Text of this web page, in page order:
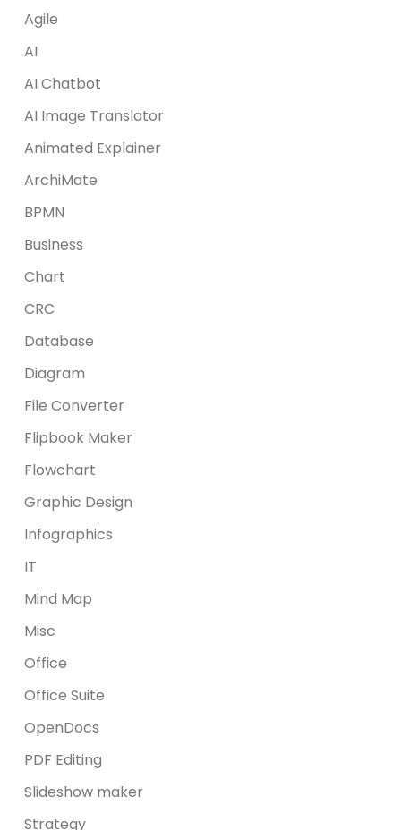
Agile
AI
AI Chatbot
AI Image Translator
Animated Explainer
ArchiMate
BPMN
Business
Chart
CRC
Database
Diagram
File Converter
Flipbook Maker
Flowchart
Graphic Design
Infographics
IT
Mind Map
Misc
Office
Office Suite
OpenDocs
PDF Editing
Slideshow maker
Strategy